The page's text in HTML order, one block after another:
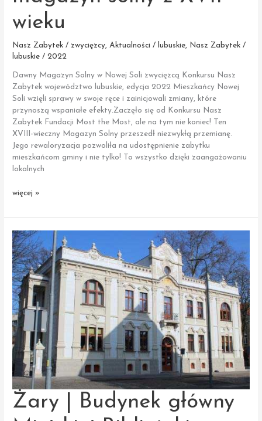
wieku
Nasz Zabytek / zwycięzcy,Aktualności / lubuskie,
Nasz Zabytek /
lubuskie / 2022
Dawny Magazyn Solny w Nowej Soli zwycięzcą Konkursu Nasz
Zabytek województwo lubuskie, edycja 2022 Mieszkańcy Nowej
Soli wzięli sprawy w swoje ręce i zainicjowali zmiany, które
przynoszą wspaniałe efekty.Zaczęło się od Konkursu Nasz
Zabytek Fundacji Most the Most, ale na tym nie koniec! Ten
XVIII-wieczny Magazyn Solny przeszedł niezwykłą przemianę.
Jego rewaloryzacja pozwoliła na udostępnienie zabytku
mieszkańcom gminy i nie tylko! To wszystko dzięki zaangażowaniu
lokalnych
Nowa
|
magazyn
solny
z XVII
wieku
więcej »
Żary | Budynek główny